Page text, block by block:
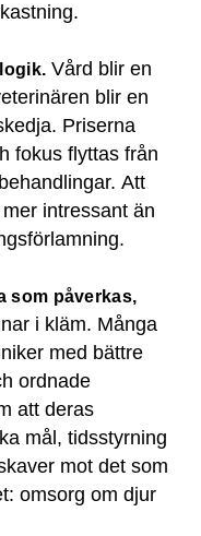
Vård blir en
blir en
Priserna
fokus flyttas från
Att
intressant än
som påverkas,
i kläm. Många
med bättre
ordnade
att deras
mål, tidsstyrning
mot det som
omsorg om djur